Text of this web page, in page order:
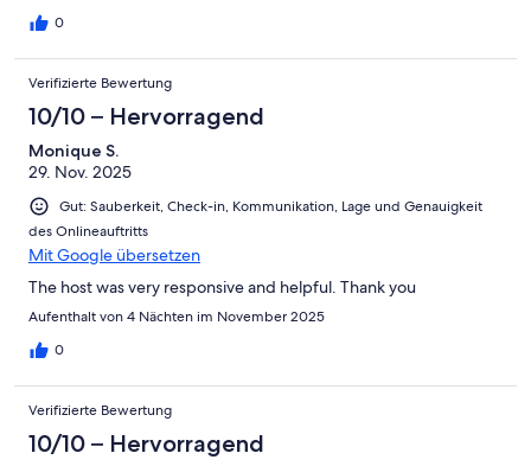
0
Verifizierte Bewertung
10/10 – Hervorragend
Monique S.
29. Nov. 2025
Gut: Sauberkeit, Check-in, Kommunikation, Lage und Genauigkeit
des Onlineauftritts
Mit Google übersetzen
The host was very responsive and helpful. Thank you
Aufenthalt von 4 Nächten im November 2025
0
Verifizierte Bewertung
10/10 – Hervorragend